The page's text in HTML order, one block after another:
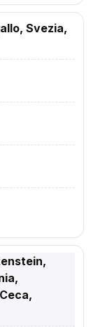
Svezia,